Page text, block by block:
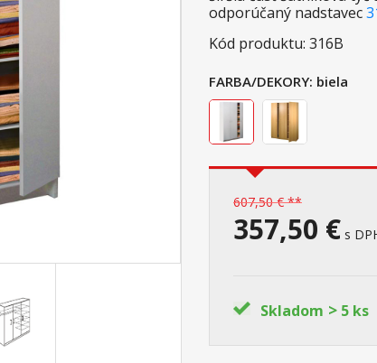
odporúčaný nadstavec
Kód produktu: 316B
FARBA/DEKORY: biela
607,50 € **
357,50 € s
Skladom > 5 ks